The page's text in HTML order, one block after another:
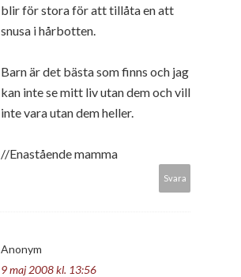
blir för stora för att tillåta en att
snusa i hårbotten.
Barn är det bästa som finns och jag
kan inte se mitt liv utan dem och vill
inte vara utan dem heller.
//Enastående mamma
Svara
Anonym
9 maj 2008 kl. 13:56